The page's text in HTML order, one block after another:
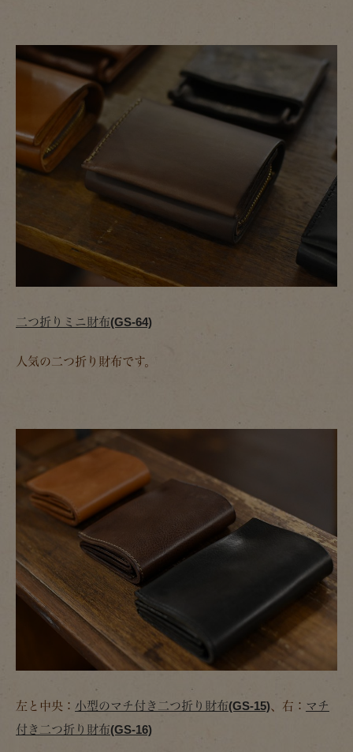
二つ折りミニ財布(GS-64)
人気の二つ折り財布です。
左と中央： 小型のマチ付き二つ折り財布(GS-15)、右： マチ
付き二つ折り財布(GS-16)